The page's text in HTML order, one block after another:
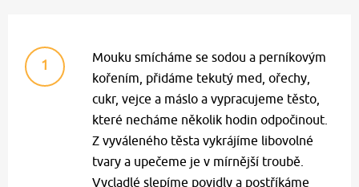
1
Mouku smícháme se sodou a perníkovým
kořením, přidáme tekutý med, ořechy,
cukr, vejce a máslo a vypracujeme těsto,
které necháme několik hodin odpočinout.
Z vyváleného těsta vykrájíme libovolné
tvary a upečeme je v mírnější troubě.
Vycladlé slepíme povidly a postříkáme